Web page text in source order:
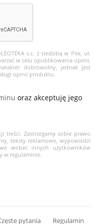
s.c. z siedzibą w Pile, ul.
w celu opublikowania opinii,
dobrowolny, jednak jest
opinii produktu.
oraz akceptuję jego
treści. Zastrzegamy sobie prawo
teksty reklamowe, wypowiedzi
wobec innych użytkowników
w regulaminie.
pytania Regulamin